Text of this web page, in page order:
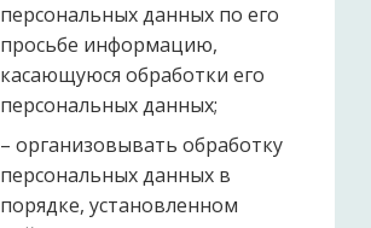
персональных данных по его
просьбе информацию,
касающуюся обработки его
персональных данных;
– организовывать обработку
персональных данных в
порядке, установленном